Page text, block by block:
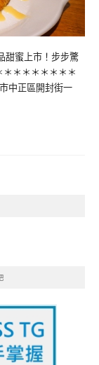
甜蜜上市！步步驚
＊＊＊＊＊＊＊
正區開封街一